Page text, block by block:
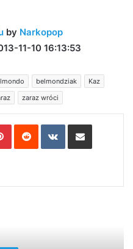
by Narkopop
11-10 16:13:53
belmondziak
Kaz
zaraz wróci
PinterestReddit VKontakteShare via Email